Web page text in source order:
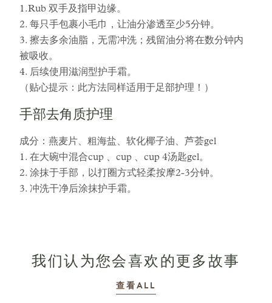
1.Rub 双手及指甲边缘。
2. 每只手包裹小毛巾，让油分渗透至少5分钟。
3. 擦去多余油脂，无需冲洗；残留油分将在数分钟内
被吸收。
4. 后续使用滋润型护手霜。
（贴心提示：此方法同样适用于足部护理！）
手部去角质护理
成分：燕麦片、粗海盐、软化椰子油、芦荟gel
1. 在大碗中混合cup 、cup 、cup 4汤匙gel。
2. 涂抹于手部，以打圈方式轻柔按摩2-3分钟。
3. 冲洗干净后涂抹护手霜。
我们认为您会喜欢的更多故事
查看ALL